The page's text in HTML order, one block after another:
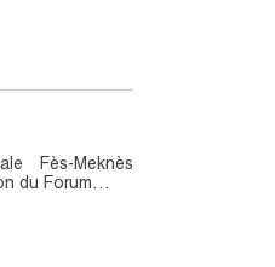
Fès-Meknès
du Forum…